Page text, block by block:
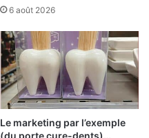
6 août 2026
Le marketing par l’exemple